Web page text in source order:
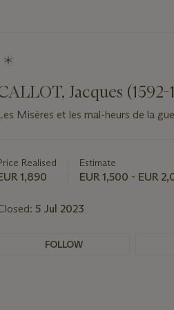
Jacques (1592-
Misères et les mal-heurs de la
Realised
1,890
Estimate
EUR 1,500 - EUR
5 Jul 2023
FOLLOW